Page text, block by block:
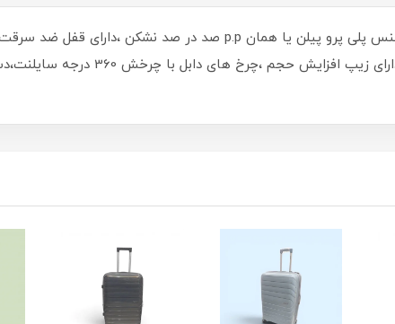
ضد سرقت، زیپ نمره ده قوی در مقابل